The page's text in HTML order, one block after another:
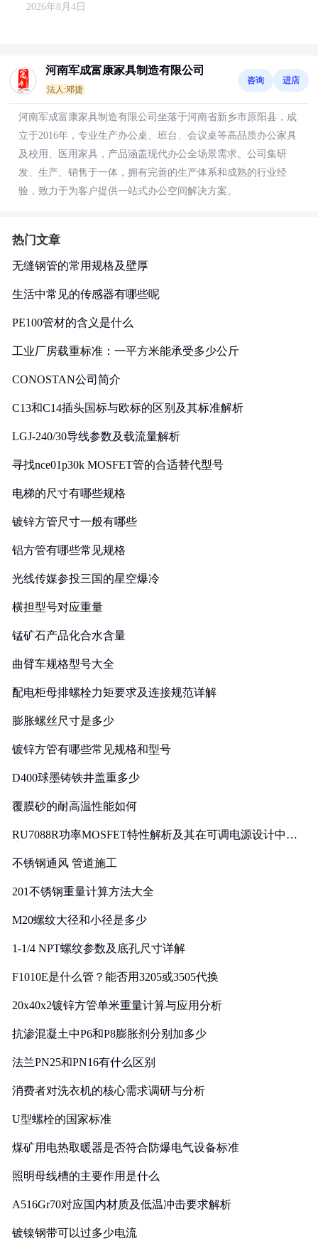
2026年8月4日
河南军成富康家具制造有限公司
法人:邓捷
咨询 进店
河南军成富康家具制造有限公司坐落于河南省新乡市原阳县，成
立于2016年，专业生产办公桌、班台、会议桌等高品质办公家具
及校用、医用家具，产品涵盖现代办公全场景需求。公司集研
发、生产、销售于一体，拥有完善的生产体系和成熟的行业经
验，致力于为客户提供一站式办公空间解决方案。
热门文章
无缝钢管的常用规格及壁厚
生活中常见的传感器有哪些呢
PE100管材的含义是什么
工业厂房载重标准：一平方米能承受多少公斤
CONOSTAN公司简介
C13和C14插头国标与欧标的区别及其标准解析
LGJ-240/30导线参数及载流量解析
寻找nce01p30k MOSFET管的合适替代型号
电梯的尺寸有哪些规格
镀锌方管尺寸一般有哪些
铝方管有哪些常见规格
光线传媒参投三国的星空爆冷
横担型号对应重量
锰矿石产品化合水含量
曲臂车规格型号大全
配电柜母排螺栓力矩要求及连接规范详解
膨胀螺丝尺寸是多少
镀锌方管有哪些常见规格和型号
D400球墨铸铁井盖重多少
覆膜砂的耐高温性能如何
RU7088R功率MOSFET特性解析及其在可调电源设计中的
不锈钢通风 管道施工
201不锈钢重量计算方法大全
M20螺纹大径和小径是多少
1-1/4 NPT螺纹参数及底孔尺寸详解
F1010E是什么管？能否用3205或3505代换
20x40x2镀锌方管单米重量计算与应用分析
抗渗混凝土中P6和P8膨胀剂分别加多少
法兰PN25和PN16有什么区别
消费者对洗衣机的核心需求调研与分析
U型螺栓的国家标准
煤矿用电热取暖器是否符合防爆电气设备标准
照明母线槽的主要作用是什么
A516Gr70对应国内材质及低温冲击要求解析
镀镍钢带可以过多少电流